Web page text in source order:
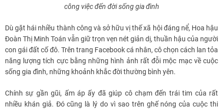
công việc đến đời sống gia đình
Dù gặt hái nhiều thành công và sở hữu vị thế xã hội đáng nể, Hoa hậu
Đoàn Thị Minh Toán vẫn giữ trọn vẹn nét giản dị, thuần hậu của người
con gái đất cố đô. Trên trang Facebook cá nhân, cô chọn cách lan tỏa
năng lượng tích cực bằng những hình ảnh rất đỗi mộc mạc về cuộc
sống gia đình, những khoảnh khắc đời thường bình yên.
Chính sự gần gũi, ấm áp ấy đã giúp cô chạm đến trái tim của rất
nhiều khán giả. Đó cũng là lý do vì sao trên ghế nóng của cuộc thi